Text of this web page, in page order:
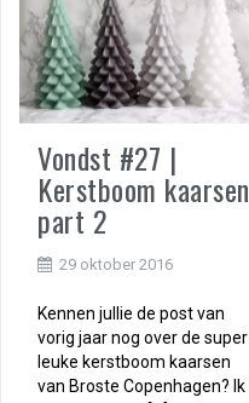
Vondst #27 |
Kerstboom kaarsen
part 2
29 oktober 2016
Kennen jullie de post van
vorig jaar nog over de super
leuke kerstboom kaarsen
van Broste Copenhagen? Ik